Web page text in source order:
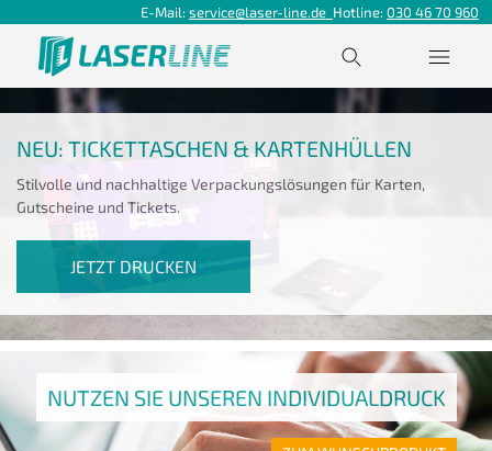
E-Mail: service@laser-line.de Hotline: 030 46 70 960
NEU: TICKETTASCHEN & KARTENHÜLLEN
Stilvolle und nachhaltige Verpackungslösungen für Karten,
Gutscheine und Tickets.
JETZT DRUCKEN
NUTZEN SIE UNSEREN INDIVIDUALDRUCK